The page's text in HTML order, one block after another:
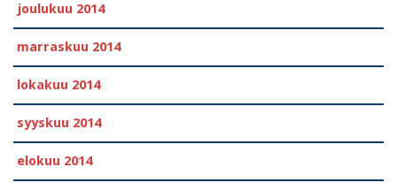
joulukuu 2014
marraskuu 2014
lokakuu 2014
syyskuu 2014
elokuu 2014